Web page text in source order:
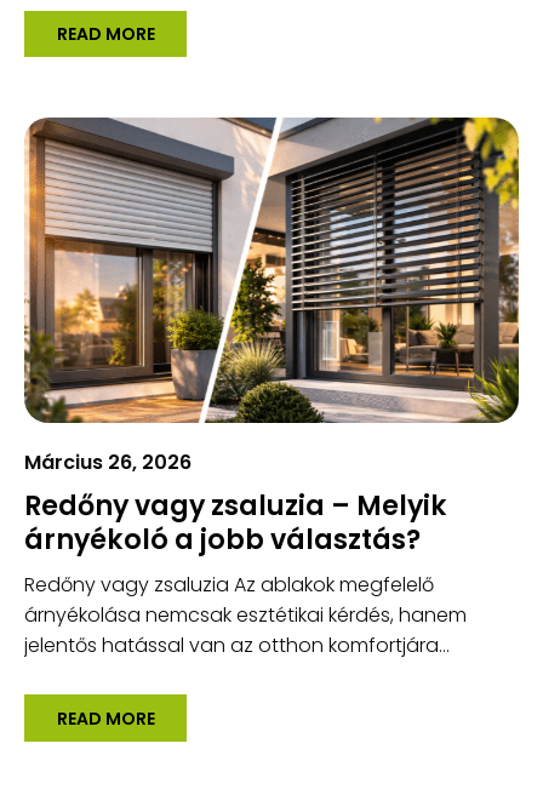
READ MORE
Március 26, 2026
Redőny vagy zsaluzia – Melyik
árnyékoló a jobb választás?
Redőny vagy zsaluzia Az ablakok megfelelő
árnyékolása nemcsak esztétikai kérdés, hanem
jelentős hatással van az otthon komfortjára...
READ MORE